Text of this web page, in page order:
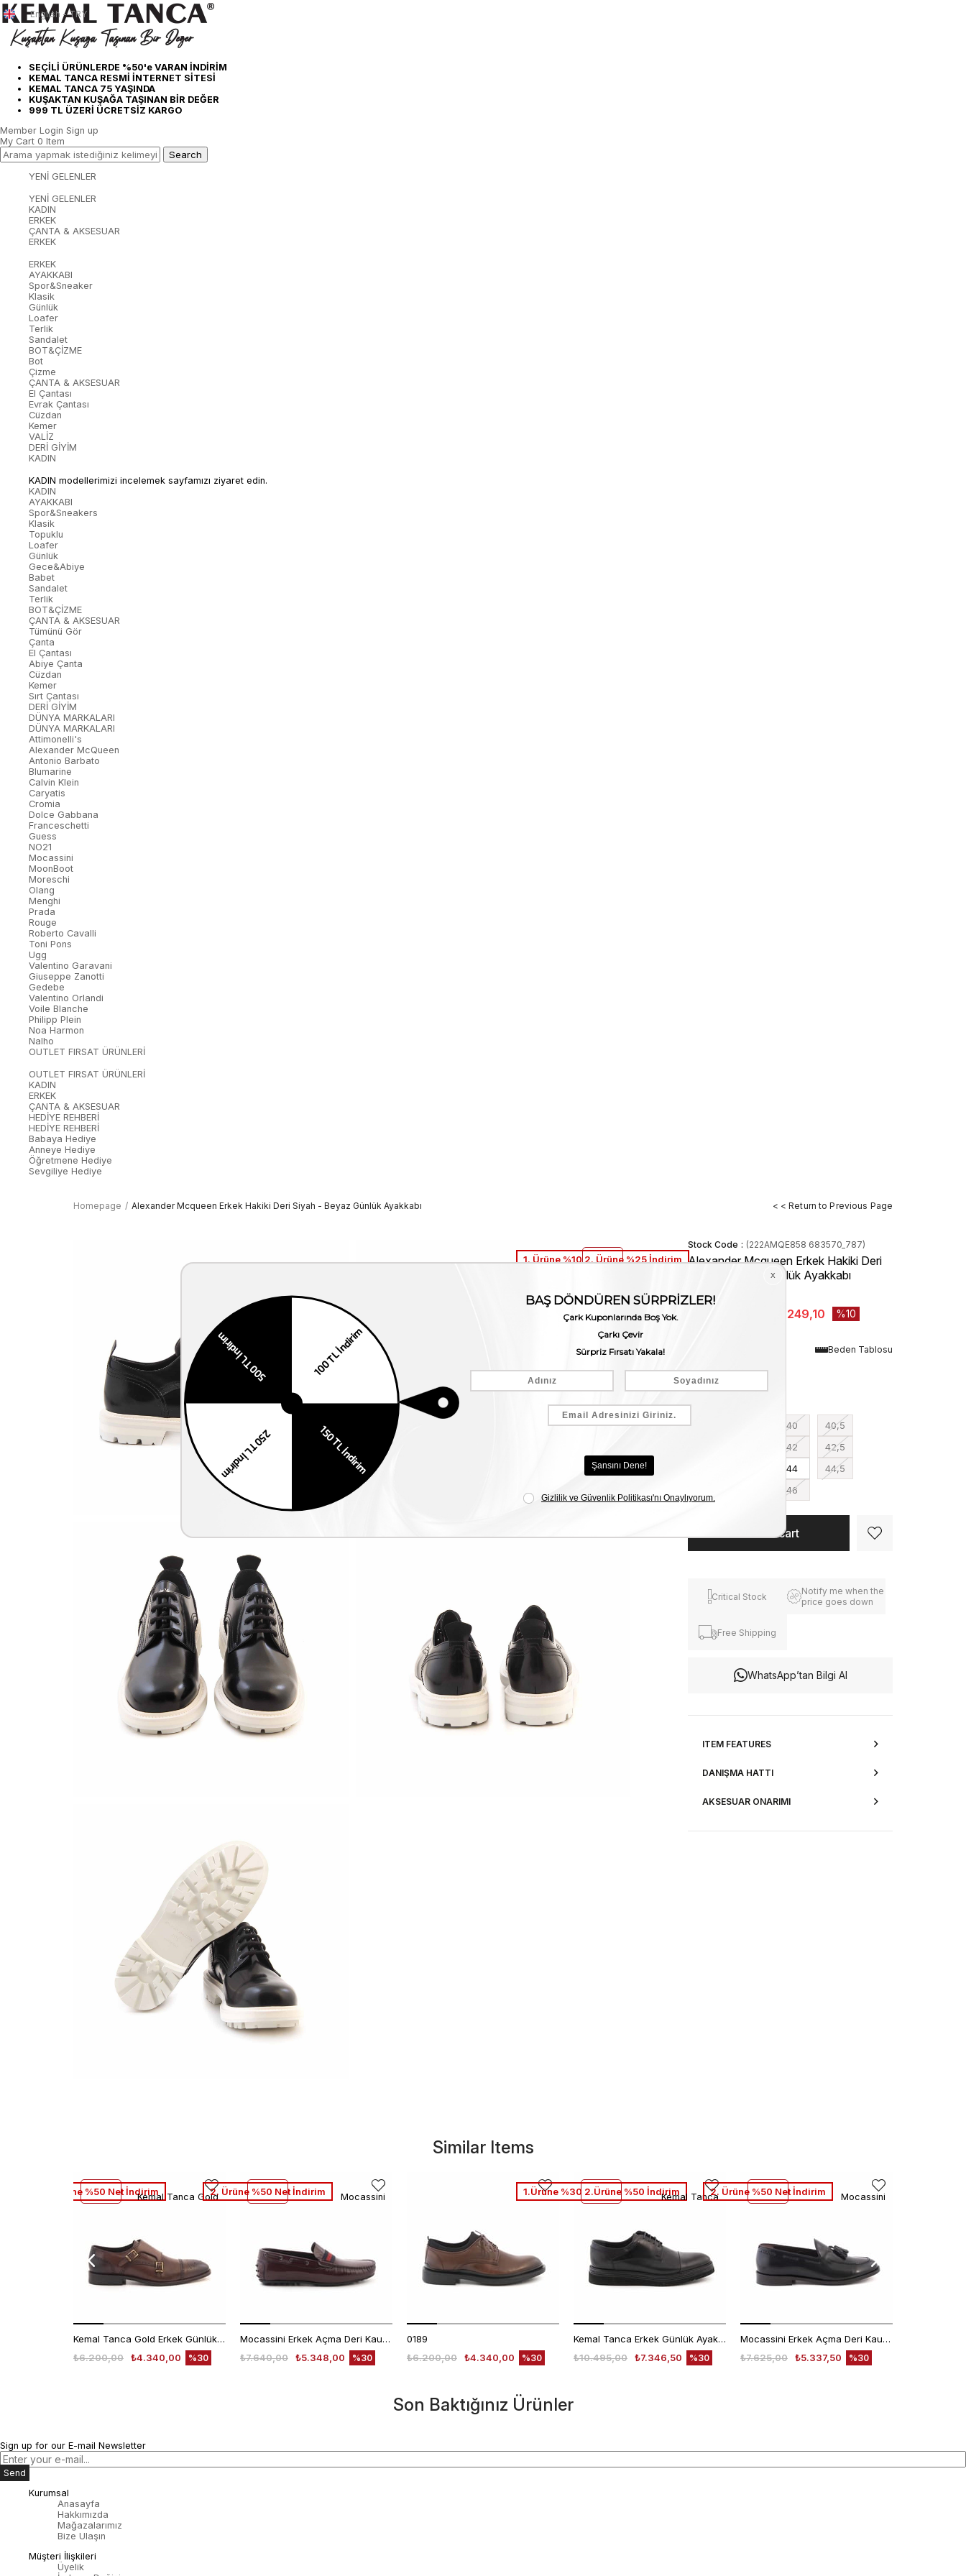
SEÇİLİ ÜRÜNLERDE %50'e VARAN İNDİRİM
KEMAL TANCA RESMİ İNTERNET SİTESİ
KEMAL TANCA 75 YAŞINDA
KUŞAKTAN KUŞAĞA TAŞINAN BİR DEĞER
999 TL ÜZERİ ÜCRETSİZ KARGO
English - TRY
Member Login Sign up
My Cart 0 Item
YENİ GELENLER
YENİ GELENLER
KADIN
ERKEK
ÇANTA & AKSESUAR
ERKEK
ERKEK
AYAKKABI
Spor&Sneaker
Klasik
Günlük
Loafer
Terlik
Sandalet
BOT&ÇİZME
Bot
Çizme
ÇANTA & AKSESUAR
El Çantası
Evrak Çantası
Cüzdan
Kemer
VALİZ
DERİ GİYİM
KADIN
KADIN modellerimizi incelemek sayfamızı ziyaret edin.
KADIN
AYAKKABI
Spor&Sneakers
Klasik
Topuklu
Loafer
Günlük
Gece&Abiye
Babet
Sandalet
Terlik
BOT&ÇİZME
ÇANTA & AKSESUAR
Tümünü Gör
Çanta
El Çantası
Abiye Çanta
Cüzdan
Kemer
Sırt Çantası
DERİ GİYİM
DÜNYA MARKALARI
DÜNYA MARKALARI
Attimonelli's
Alexander McQueen
Antonio Barbato
Blumarine
Calvin Klein
Caryatis
Cromia
Dolce Gabbana
Franceschetti
Guess
NO21
Mocassini
MoonBoot
Moreschi
Olang
Menghi
Prada
Rouge
Roberto Cavalli
Toni Pons
Ugg
Valentino Garavani
Giuseppe Zanotti
Gedebe
Valentino Orlandi
Voile Blanche
Philipp Plein
Noa Harmon
Nalho
OUTLET FIRSAT ÜRÜNLERİ
OUTLET FIRSAT ÜRÜNLERİ
KADIN
ERKEK
ÇANTA & AKSESUAR
HEDİYE REHBERİ
HEDİYE REHBERİ
Babaya Hediye
Anneye Hediye
Öğretmene Hediye
Sevgiliye Hediye
Homepage Alexander Mcqueen Erkek Hakiki Deri Siyah - Beyaz Günlük Ayakkabı < < Return to Previous Page
1. Ürüne %10 2. Ürüne %25 İndirim
Stock Code (222AMQE858 683570_787)
Alexander Mcqueen Erkek Hakiki Deri
Siyah - Beyaz Günlük Ayakkabı
Stock Amount
₺20.249,10 10
Beden Tablosu
Black-White
40
40,5
42
42,5
44
44,5
46
Critical Stock
Notify me when the
price goes down
Free Shipping
WhatsApp’tan Bilgi Al
ITEM FEATURES
DANIŞMA HATTI
AKSESUAR ONARIMI
Similar Items
Kemal Tanca Gold Erkek Günlük Ayakkabı 6612-152
₺4.340,00
₺6.200,00 %30
2. Ürüne %50 Net İndirimKemal Tanca Gold
Mocassini Erkek Açma Deri Kauçuk Taban Bordo Günlük Ayakkabı
₺5.348,00
₺7.640,00 %30
2. Ürüne %50 Net İndirim Mocassini
0189
₺4.340,00
₺6.200,00 %30
Kemal Tanca Erkek Günlük Ayakkabı 9430-1
₺7.346,50
₺10.495,00 %30
1.Ürüne %30 2.Ürüne %50 İndirimKemal Tanca
Mocassini Erkek Açma Deri Kauçuk Taban Siyah Günlük Ayakkabı
₺5.337,50
₺7.625,00 %30
2. Ürüne %50 Net İndirim Mocassini
Son Baktığınız Ürünler
Sign up for our E-mail Newsletter
Send
Kurumsal
Anasayfa
Hakkımızda
Mağazalarımız
Bize Ulaşın
Müşteri İlişkileri
Üyelik